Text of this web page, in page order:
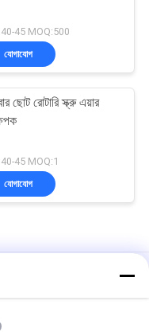
40-45 MOQ:500
যোগাযোগ
ছোট রোটারি স্ক্রু এয়ার
40-45 MOQ:1
যোগাযোগ
7.5kw 10hp Air